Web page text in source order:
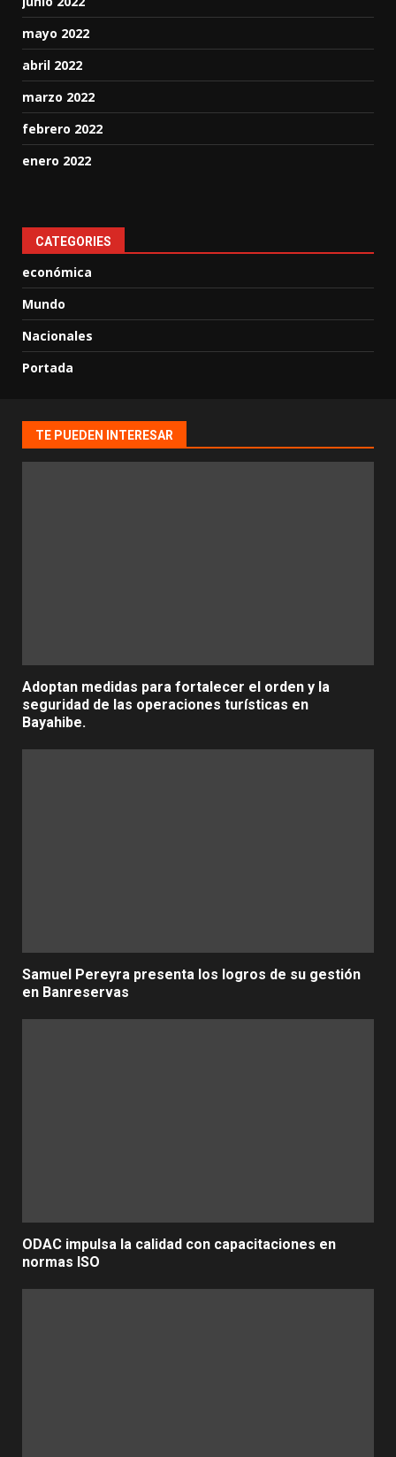
mayo 2022
abril 2022
marzo 2022
febrero 2022
enero 2022
CATEGORIES
económica
Mundo
Nacionales
Portada
TE PUEDEN INTERESAR
Adoptan medidas para fortalecer el orden y la
seguridad de las operaciones turísticas en
Bayahibe.
Samuel Pereyra presenta los logros de su gestión
en Banreservas
ODAC impulsa la calidad con capacitaciones en
normas ISO